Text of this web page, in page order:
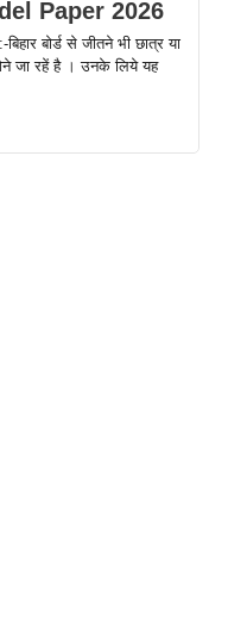
Paper 2026
बोर्ड से जीतने भी छात्र या
जा रहें है । उनके लिये यह